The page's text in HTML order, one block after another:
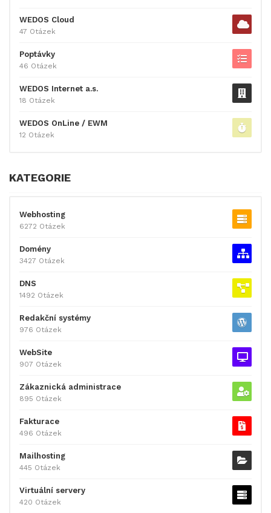
WEDOS Cloud
47 Otázek
Poptávky
46 Otázek
WEDOS Internet a.s.
18 Otázek
WEDOS OnLine / EWM
12 Otázek
KATEGORIE
Webhosting
6272 Otázek
Domény
3427 Otázek
DNS
1492 Otázek
Redakční systémy
976 Otázek
WebSite
907 Otázek
Zákaznická administrace
895 Otázek
Fakturace
496 Otázek
Mailhosting
445 Otázek
Virtuální servery
420 Otázek